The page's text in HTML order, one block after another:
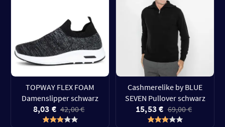
TOPWAY FLEX FOAM
Damenslipper schwarz
8,03 € 42,00 €
Cashmerelike by BLUE
SEVEN Pullover schwarz
15,53 € 69,00 €